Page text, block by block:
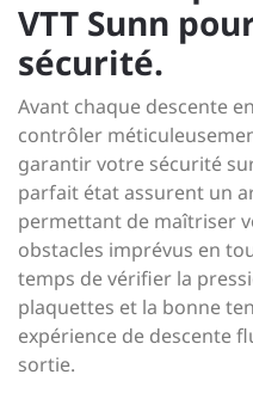
VTT Sunn
sécurité.
Avant chaque descente
contrôler
garantir votre sécurité
parfait état assurent un
permettant de maîtriser
obstacles imprévus en
temps de vérifier la
plaquettes et la bonne
expérience de descente
sortie.